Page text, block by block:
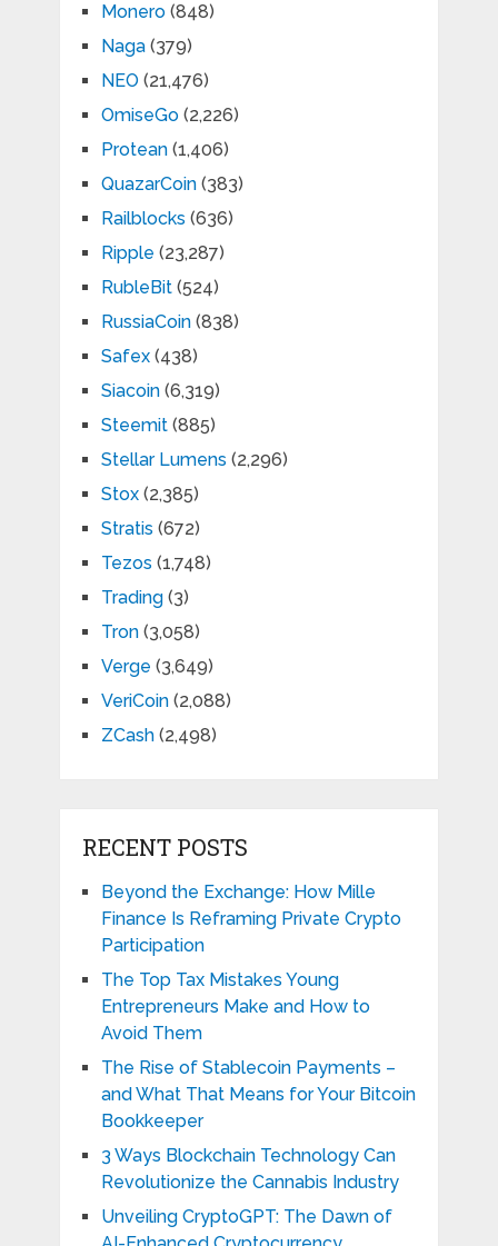
Monero(848)
Naga(379)
NEO (21,476)
OmiseGo(2,226)
Protean(1,406)
QuazarCoin(383)
Railblocks (636)
Ripple (23,287)
RubleBit(524)
RussiaCoin(838)
Safex(438)
Siacoin(6,319)
Steemit(885)
Stellar Lumens (2,296)
Stox(2,385)
Stratis (672)
Tezos (1,748)
Trading(3)
Tron(3,058)
Verge (3,649)
VeriCoin(2,088)
ZCash(2,498)
RECENT POSTS
Beyond the Exchange: How Mille
Finance Is Reframing Private Crypto
Participation
The Top Tax Mistakes Young
Entrepreneurs Make and How to
Avoid Them
The Rise of Stablecoin Payments –
and What That Means for Your Bitcoin
Bookkeeper
3 Ways Blockchain Technology Can
Revolutionize the Cannabis Industry
Unveiling CryptoGPT: The Dawn of